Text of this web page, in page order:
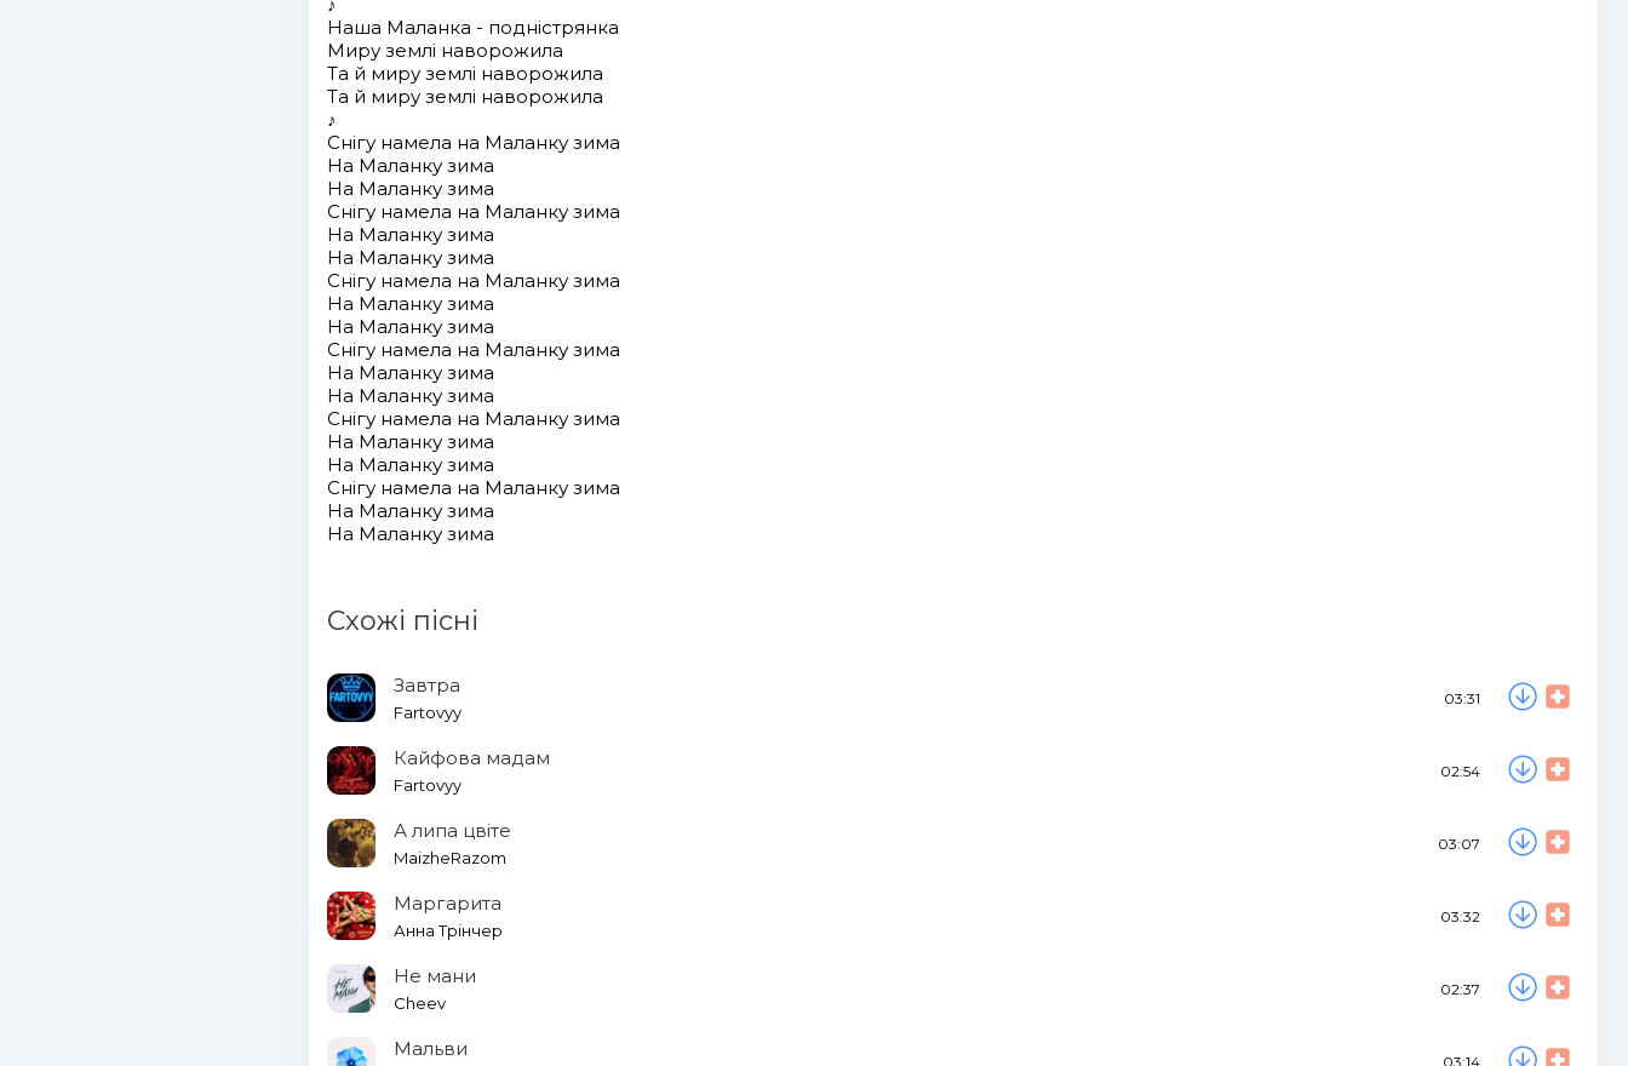
Наша Маланка - подністрянка
Миру землі наворожила
Та й миру землі наворожила
Та й миру землі наворожила
♪
Снігу намела на Маланку зима
На Маланку зима
На Маланку зима
Снігу намела на Маланку зима
На Маланку зима
На Маланку зима
Снігу намела на Маланку зима
На Маланку зима
На Маланку зима
Снігу намела на Маланку зима
На Маланку зима
На Маланку зима
Снігу намела на Маланку зима
На Маланку зима
На Маланку зима
Снігу намела на Маланку зима
На Маланку зима
На Маланку зима
Схожі пісні
Завтра
Fartovyy
03:31
Кайфова мадам
Fartovyy
02:54
А липа цвіте
MaizheRazom
03:07
Маргарита
Анна Трінчер
03:32
Не мани
Cheev
02:37
Мальви
03:14